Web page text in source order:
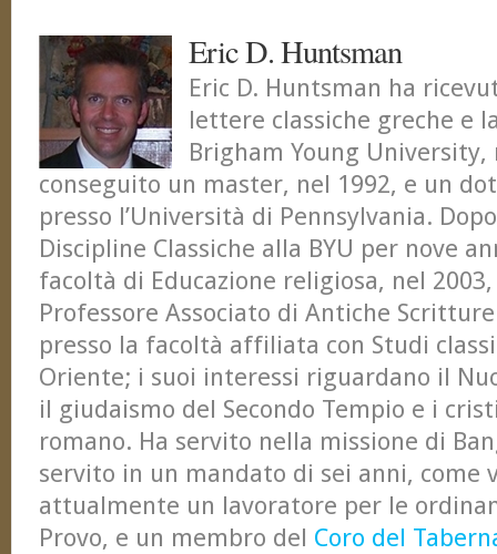
Eric D. Huntsman
Eric D. Huntsman ha
lettere classiche greche e
Brigham Young University,
conseguito un master, nel 1992, e un
presso l’Università di Pennsylvania.
Discipline Classiche alla BYU per nove
facoltà di Educazione religiosa, nel
Professore Associato di Antiche
presso la facoltà affiliata con Studi
Oriente; i suoi interessi riguardano il
il giudaismo del Secondo Tempio e i
romano. Ha servito nella missione di
servito in un mandato di sei anni, come
attualmente un lavoratore per le
Provo, e un membro del Coro del